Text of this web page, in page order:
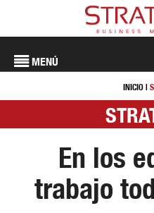
MENÚ
INICIO |
En los
trabajo